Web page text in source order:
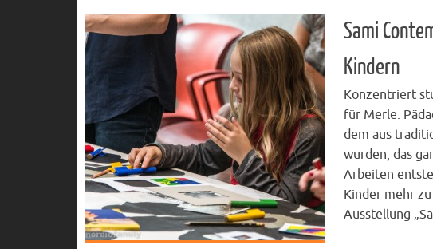
Sami
Kindern
Konzentriert
für Merle.
dem aus
wurden, das
Arbeiten
Kinder mehr
Ausstellung